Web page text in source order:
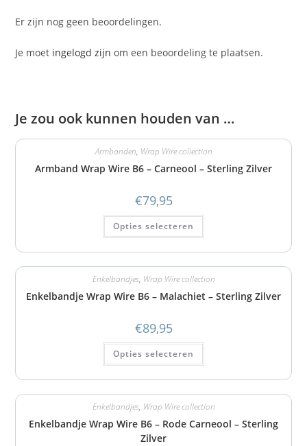
Er zijn nog geen beoordelingen.
Je moet ingelogd zijn om een beoordeling te plaatsen.
Je zou ook kunnen houden van …
Armbanden, Wrap Wire collection
Armband Wrap Wire B6 – Carneool – Sterling Zilver
€79,95
Opties selecteren
Enkelbandjes, Wrap Wire collection
Enkelbandje Wrap Wire B6 – Malachiet – Sterling Zilver
€89,95
Opties selecteren
Enkelbandjes, Wrap Wire collection
Enkelbandje Wrap Wire B6 – Rode Carneool – Sterling
Zilver